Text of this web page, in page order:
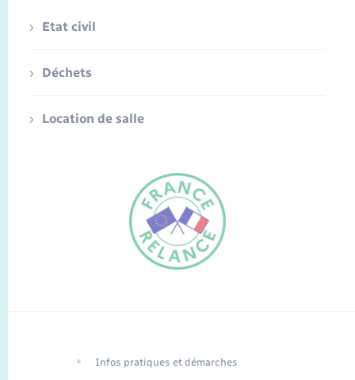
Traduction du
Etat civil
Déchets
Location de salle
Infos pratiques et démarches